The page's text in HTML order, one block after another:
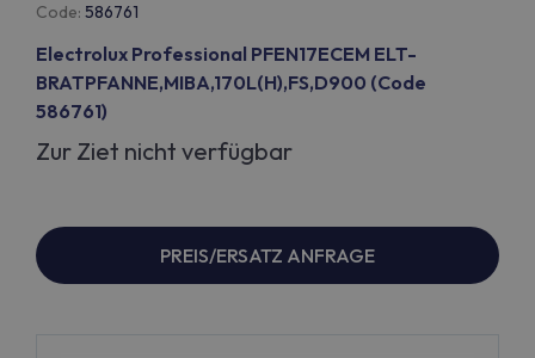
Code: 586761
Electrolux Professional PFEN17ECEM ELT-
BRATPFANNE,MIBA,170L(H),FS,D900 (Code
586761)
Zur Ziet nicht verfügbar
PREIS/ERSATZ ANFRAGE